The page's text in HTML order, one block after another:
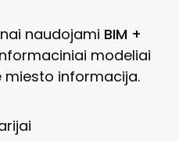
naudojami BIM +
modeliai
miesto informacija.